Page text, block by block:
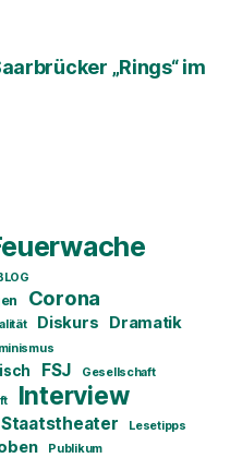
„Rings“ im
Corona
Diskurs Dramatik
FSJ Gesellschaft
Interview
Lesetipps
Publikum